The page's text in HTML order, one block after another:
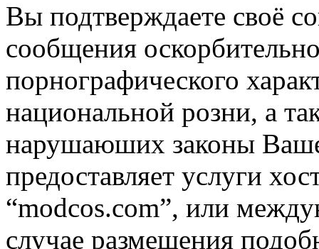
Вы подтверждаете своё
сообщения
порнографического
национальной розни, а
нарушаюших законы
предоставляет услуги
“modcos.com”, или
случае размещения